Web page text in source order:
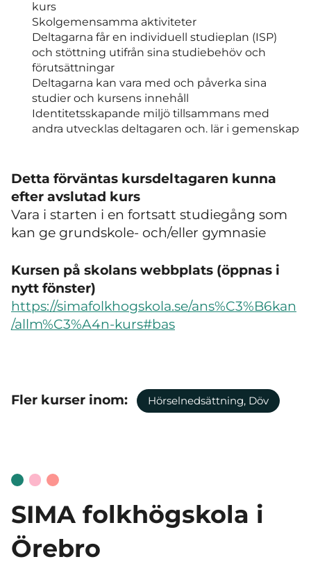
kurs
Skolgemensamma aktiviteter
Deltagarna får en individuell studieplan (ISP)
och stöttning utifrån sina studiebehöv och
förutsättningar
Deltagarna kan vara med och påverka sina
studier och kursens innehåll
Identitetsskapande miljö tillsammans med
andra utvecklas deltagaren och. lär i gemenskap
Detta förväntas kursdeltagaren kunna
efter avslutad kurs
Vara i starten i en fortsatt studiegång som
kan ge grundskole- och/eller gymnasie
Kursen på skolans webbplats (öppnas i
nytt fönster)
https://simafolkhogskola.se/ans%C3%B6kan
/allm%C3%A4n-kurs#bas
Fler kurser inom: Hörselnedsättning, Döv
SIMA folkhögskola i
Örebro